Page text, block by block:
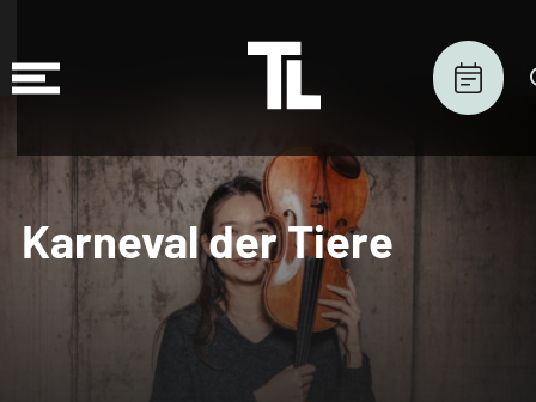
Karneval der Tiere